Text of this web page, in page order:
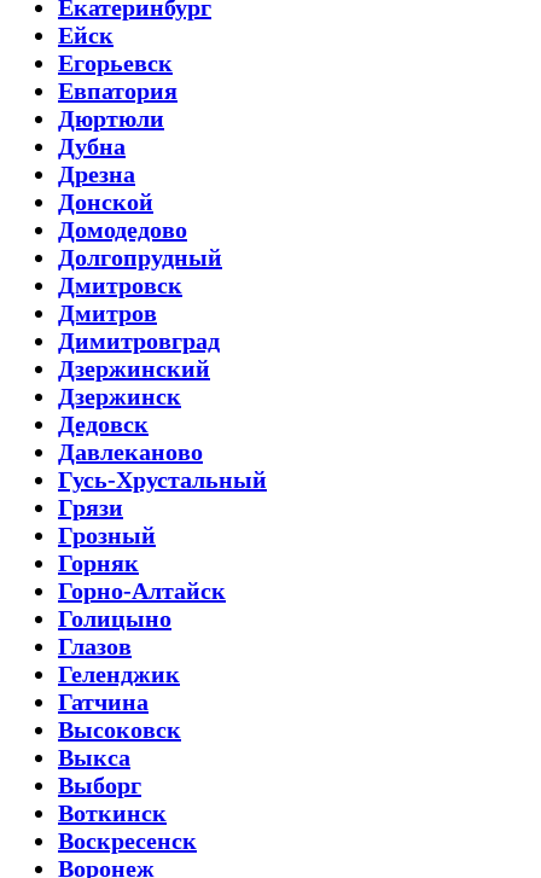
Екатеринбург
Ейск
Егорьевск
Евпатория
Дюртюли
Дубна
Дрезна
Донской
Домодедово
Долгопрудный
Дмитровск
Дмитров
Димитровград
Дзержинский
Дзержинск
Дедовск
Давлеканово
Гусь-Хрустальный
Грязи
Грозный
Горняк
Горно-Алтайск
Голицыно
Глазов
Геленджик
Гатчина
Высоковск
Выкса
Выборг
Воткинск
Воскресенск
Воронеж